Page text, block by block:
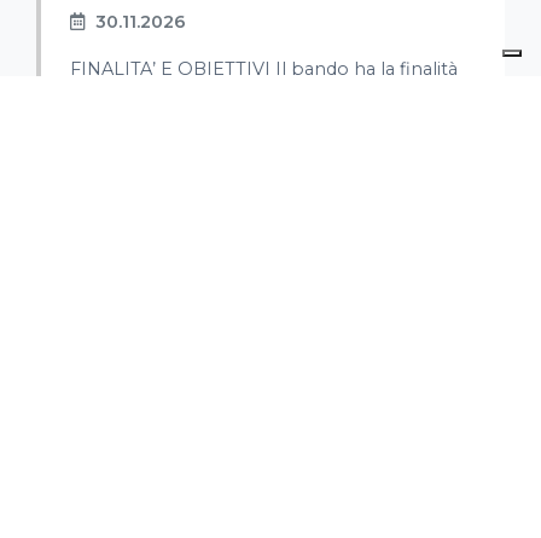
30.11.2026
FINALITA’ E OBIETTIVI Il bando ha la finalità